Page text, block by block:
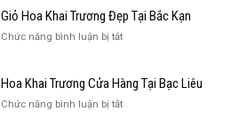
Khai
Liêu
Giỏ Hoa Khai Trương Đẹp Tại Bắc Kạn
Chức năng bình luận bị tắtở
Khai
Hoa Khai Trương Cửa Hàng Tại Bạc Liêu
Chức năng bình luận bị tắtở